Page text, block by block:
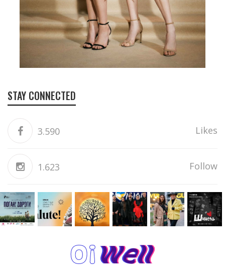
STAY CONNECTED
3.590 Likes
1.623 Follow